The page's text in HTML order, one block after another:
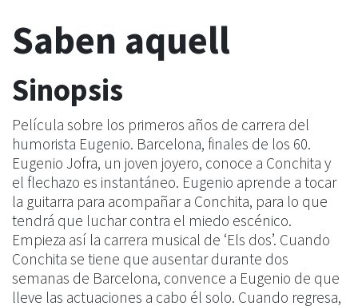
Saben aquell
Sinopsis
Película sobre los primeros años de carrera del
humorista Eugenio. Barcelona, finales de los 60.
Eugenio Jofra, un joven joyero, conoce a Conchita y
el flechazo es instantáneo. Eugenio aprende a tocar
la guitarra para acompañar a Conchita, para lo que
tendrá que luchar contra el miedo escénico.
Empieza así la carrera musical de ‘Els dos’. Cuando
Conchita se tiene que ausentar durante dos
semanas de Barcelona, convence a Eugenio de que
lleve las actuaciones a cabo él solo. Cuando regresa,